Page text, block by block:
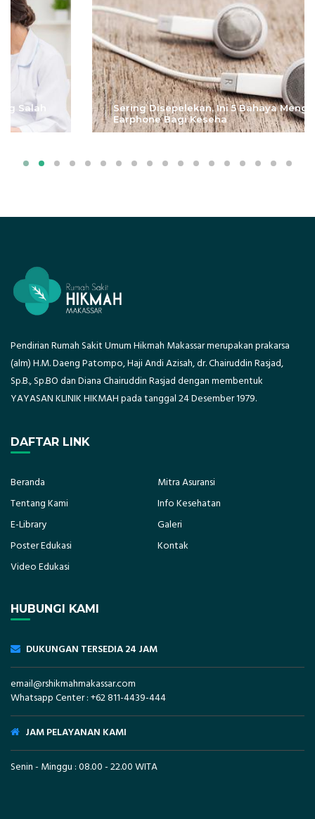
Sering Disepelekan, Ini 5 Bahaya Menggunakan
Earphone Bagi Keseha
Pendirian Rumah Sakit Umum Hikmah Makassar merupakan prakarsa
(alm) H.M. Daeng Patompo, Haji Andi Azisah, dr. Chairuddin Rasjad,
Sp.B., Sp.BO dan Diana Chairuddin Rasjad dengan membentuk
YAYASAN KLINIK HIKMAH pada tanggal 24 Desember 1979.
DAFTAR LINK
Beranda
Tentang Kami
E-Library
Poster Edukasi
Video Edukasi
Mitra Asuransi
Info Kesehatan
Galeri
Kontak
HUBUNGI KAMI
DUKUNGAN TERSEDIA 24 JAM
email@rshikmahmakassar.com
Whatsapp Center :+62 811-4439-444
JAM PELAYANAN KAMI
Senin - Minggu : 08.00 - 22.00 WITA